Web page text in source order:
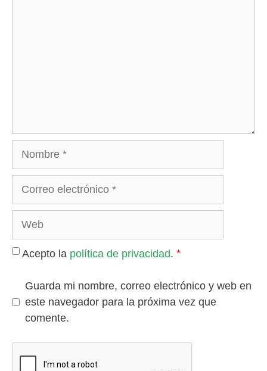
Nombre
Acepto la política de privacidad. *
Guarda mi nombre, correo electrónico y web en
este navegador para la próxima vez que
comente.